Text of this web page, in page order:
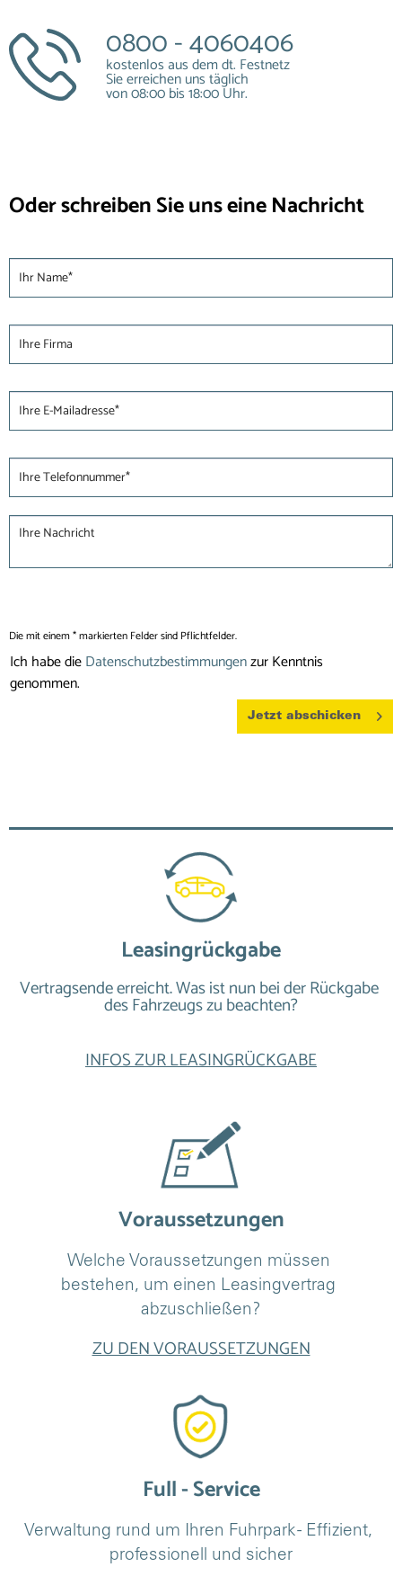
Die mit einem * markierten Felder sind Pflichtfelder.
Ich habe dieDatenschutzbestimmungenzur Kenntnis
genommen.
Jetzt abschicken
Oder schreiben Sie uns eine Nachricht
0800 - 4060406
kostenlos aus dem dt. Festnetz
Sie erreichen uns täglich
von 08:00 bis 18:00 Uhr.
Leasingrückgabe
Vertragsende erreicht. Was ist nun bei der Rückgabe
des Fahrzeugs zu beachten?
INFOS ZUR LEASINGRÜCKGABE
Voraussetzungen
Welche Voraussetzungen müssen
bestehen, um einen Leasingvertrag
abzuschließen?
ZU DEN VORAUSSETZUNGEN
Full - Service
Verwaltung rund um Ihren Fuhrpark - Effizient,
professionell und sicher